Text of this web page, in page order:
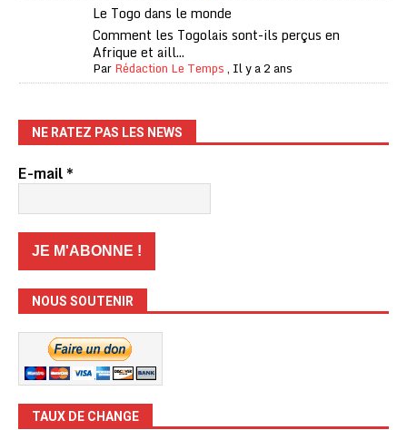
Le Togo dans le monde
Comment les Togolais sont-ils perçus en
Afrique et aill...
ParRédaction Le Temps, Il y a 2 ans
NE RATEZ PAS LES NEWS
E-mail*
NOUS SOUTENIR
TAUX DE CHANGE